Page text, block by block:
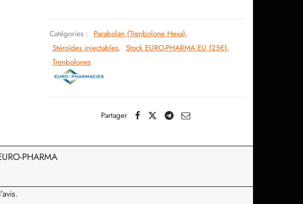
Catégories : Parabolan (Trenbolone Hexa),
Stéroïdes injectables, Stock EURO-PHARMA EU (25€),
Trenbolones
Partager
PHARMA